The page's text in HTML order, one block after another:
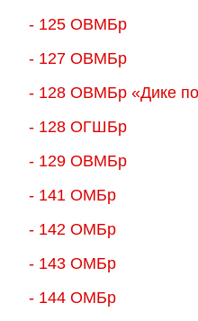
- 125 ОВМБр
- 127 ОВМБр
- 128 ОВМБр «Дике
- 128 ОГШБр
- 129 ОВМБр
- 141 ОМБр
- 142 ОМБр
- 143 ОМБр
- 144 ОМБр